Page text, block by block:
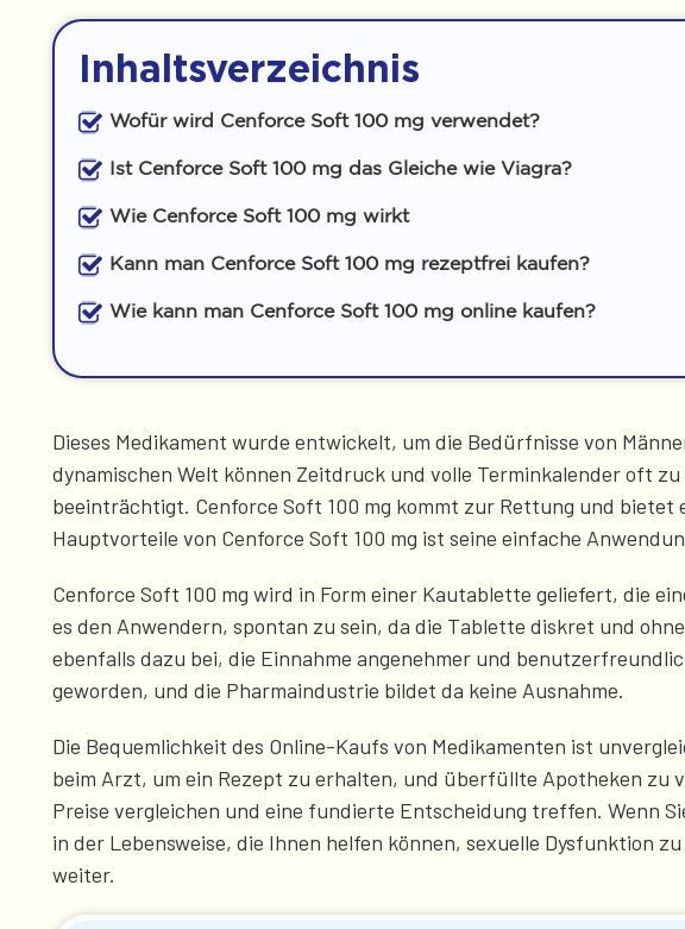
Inhaltsverzeichnis
Wofür wird Cenforce Soft 100 mg verwendet?
Ist Cenforce Soft 100 mg das Gleiche wie Viagra?
Wie Cenforce Soft 100 mg wirkt
Kann man Cenforce Soft 100 mg rezeptfrei kaufen?
Wie kann man Cenforce Soft 100 mg online kaufen?
Dieses Medikament wurde entwickelt, um die Bedürfnisse von
dynamischen Welt können Zeitdruck und volle Terminkalender oft
beeinträchtigt. Cenforce Soft 100 mg kommt zur Rettung und
Hauptvorteile von Cenforce Soft 100 mg ist seine einfache
Cenforce Soft 100 mg wird in Form einer Kautablette geliefert, die
es den Anwendern, spontan zu sein, da die Tablette diskret und
ebenfalls dazu bei, die Einnahme angenehmer und
geworden, und die Pharmaindustrie bildet da keine Ausnahme.
Die Bequemlichkeit des Online-Kaufs von Medikamenten ist
beim Arzt, um ein Rezept zu erhalten, und überfüllte Apotheken zu
Preise vergleichen und eine fundierte Entscheidung treffen. Wenn
in der Lebensweise, die Ihnen helfen können, sexuelle Dysfunktion
weiter.